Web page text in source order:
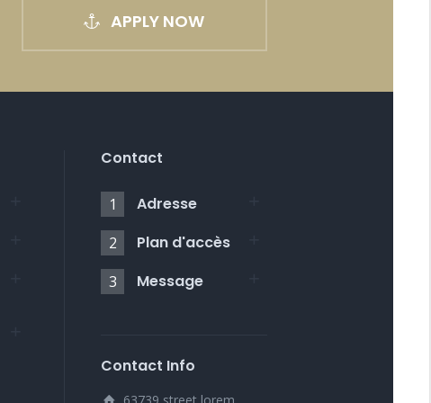
APPLY NOW
Contact
1 Adresse
2 Plan d'accès
3 Message
Contact Info